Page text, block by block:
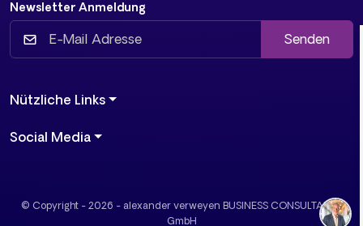
Newsletter Anmeldung
Senden
Nützliche Links
Social Media
© Copyright - 2026 - alexander verweyen BUSINESS CONSULTANTS
GmbH